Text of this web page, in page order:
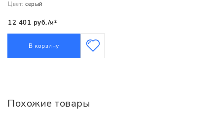
Цвет: серый
12 401 руб./м²
В корзину
Похожие товары